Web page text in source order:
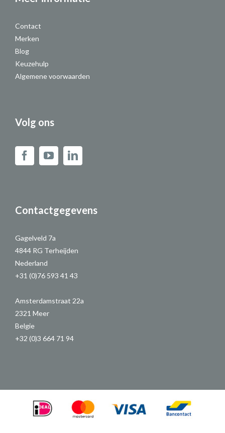
Contact
Merken
Blog
Keuzehulp
Algemene voorwaarden
Volg ons
Contactgegevens
Gagelveld 7a
4844 RG Terheijden
Nederland
+31 (0)76 593 41 43
Amsterdamstraat 22a
2321 Meer
Belgie
+32 (0)3 664 71 94